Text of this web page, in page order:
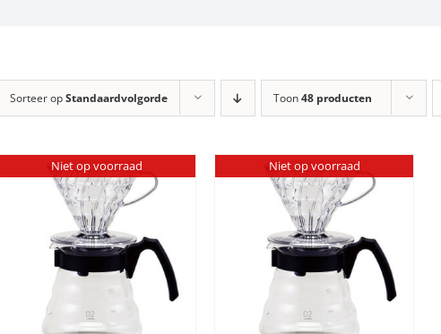
Sorteer opStandaardvolgorde Toon48 producten
Niet op voorraad Niet op voorraad
DETAILS